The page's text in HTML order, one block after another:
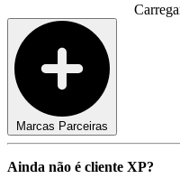
Marcas Parceiras
Ainda não é cliente XP?